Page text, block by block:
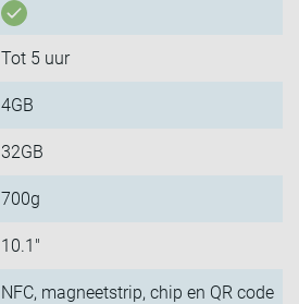
Tot 5 uur
4GB
32GB
700g
10.1"
NFC, magneetstrip, chip en QR code